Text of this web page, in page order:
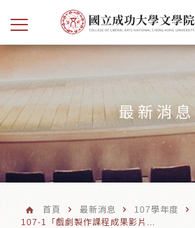
最新消息
首頁 最新消息
107學年度
107-1「戲劇製作課程成果影片...